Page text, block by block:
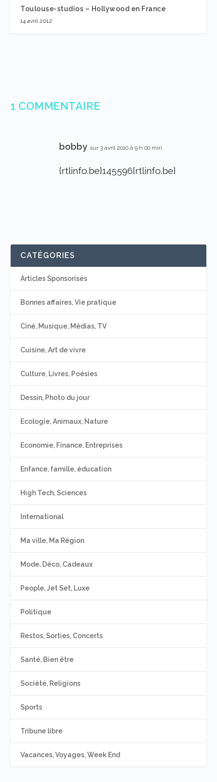
Toulouse-studios – Hollywood en France
14 avril 2012
1 COMMENTAIRE
bobby sur 3 avril 2010 à 9 h 00 min
{rtlinfo.be}145596{rtlinfo.be}
CATÉGORIES
Articles Sponsorisés
Bonnes affaires, Vie pratique
Ciné, Musique, Médias, TV
Cuisine, Art de vivre
Culture, Livres, Poésies
Dessin, Photo du jour
Ecologie, Animaux, Nature
Economie, Finance, Entreprises
Enfance, famille, éducation
High Tech, Sciences
International
Ma ville, Ma Région
Mode, Déco, Cadeaux
People, Jet Set, Luxe
Politique
Restos, Sorties, Concerts
Santé, Bien être
Société, Religions
Sports
Tribune libre
Vacances, Voyages, Week End